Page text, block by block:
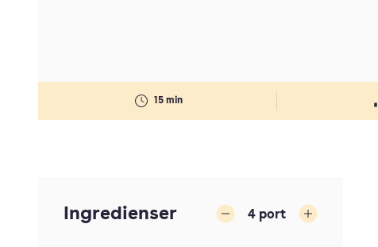
15 min
Ingredienser 4 port